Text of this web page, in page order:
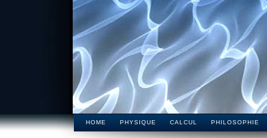
HOME PHYSIQUE CALCUL PHILOSOPHIE